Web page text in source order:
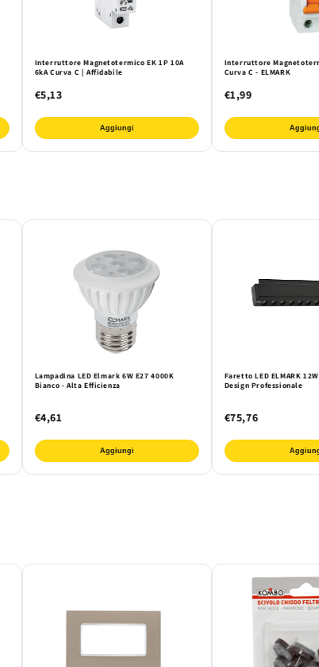
Interruttore Magnetotermico EK 1P 10A
6kA Curva C | Affidabile
€5,13
Aggiungi
Interruttore
Curva C - ELMARK
€1,99
Lampadina LED Elmark 6W E27 4000K
Bianco - Alta Efficienza
€4,61
Aggiungi
Faretto LED ELMARK
Design Professionale
€75,76